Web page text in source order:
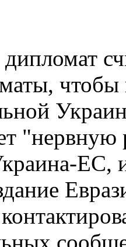
чтобы
"нервную
ЕС,